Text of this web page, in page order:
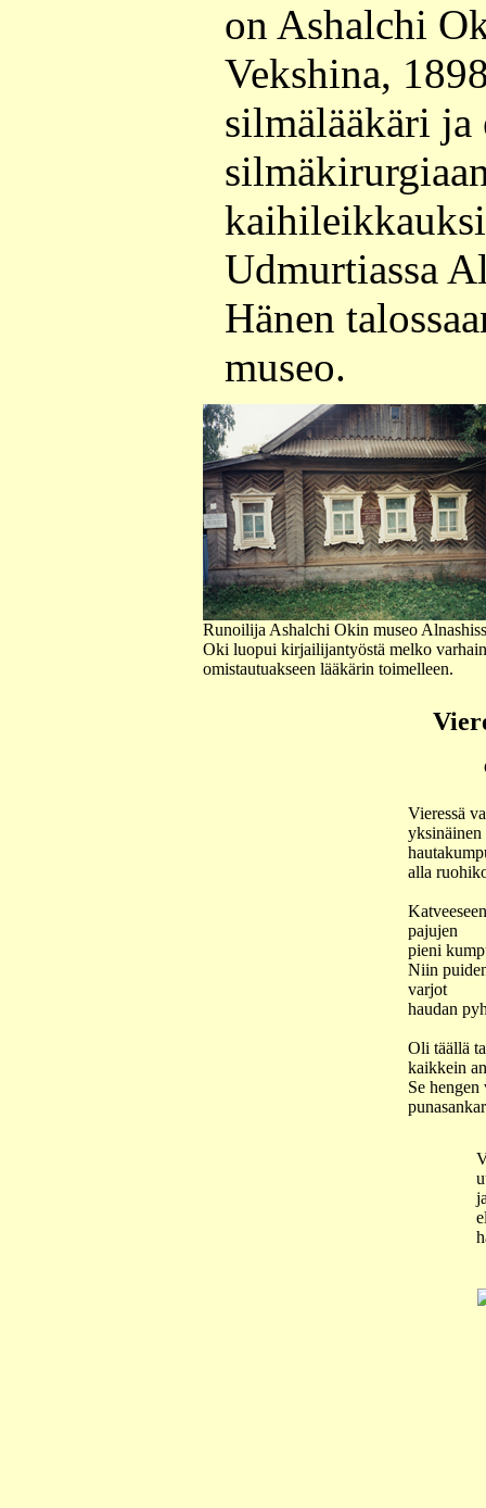
on Ashalchi
Vekshina,
silmälääkäri
Udmurtiassa
Hänen
museo.
Runoilija Ashalchi Okin museo
Oki luopui kirjailijantyöstä melko varhain
omistautuakseen lääkärin toimelleen.
Vieressä
yksinäinen
alla
Katveeseen
pajujen
pieni
Niin
varjot
haudan
Oli täällä
kaikkein
Se hengen